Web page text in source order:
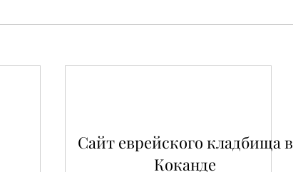
Сайт еврейского кладбища в
Коканде